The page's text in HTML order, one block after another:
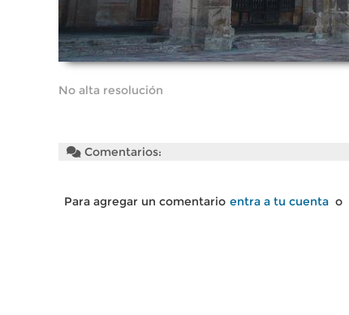
No alta resolución
Comentarios:
Para agregar un comentario entra a tu cuenta o